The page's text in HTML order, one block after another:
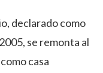
declarado como
se remonta al
casa